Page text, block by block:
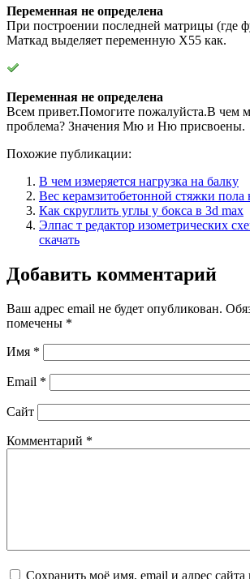
Переменная не определена
При построении последней матрицы (где
Маткад выделяет переменную X55 как.
Переменная не определена
Всем привет.Помогите пожалуйста.В чем
проблема? Значения Мю и Ню присвоены.
Похожие публикации:
В чем измеряется нагрузка на балку
Вес керамзитобетонной стяжки пола
Как скруглить углы у бокса в 3d max
Элпас т редактор изометрических
скачать
Добавить комментарий
Ваш адрес email не будет опубликован.
помечены *
Имя *
Email *
Сайт
Комментарий *
Сохранить моё имя, email и адрес сайта